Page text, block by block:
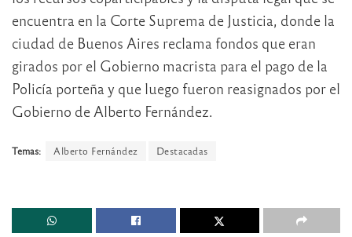
encuentra en la Corte Suprema de Justicia, donde la
ciudad de Buenos Aires reclama fondos que eran
girados por el Gobierno macrista para el pago de la
Policía porteña y que luego fueron reasignados por el
Gobierno de Alberto Fernández.
Temas: Alberto Fernández Destacadas